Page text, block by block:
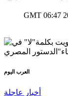
GMT
العرب اليوم
أخبار عاجلة